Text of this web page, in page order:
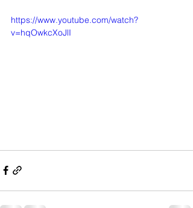
https://www.youtube.com/watch?
v=hqOwkcXoJlI